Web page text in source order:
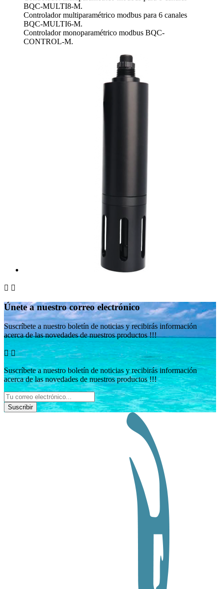
BQC-MULTI8-M.
Controlador multiparamétrico modbus para 6 canales
BQC-MULTI6-M.
Controlador monoparamétrico modbus BQC-
CONTROL-M.
 
Únete a nuestro correo electrónico
Suscríbete a nuestro boletín de noticias y recibirás información
acerca de las novedades de nuestros productos !!!
 
Suscríbete a nuestro boletín de noticias y recibirás información
acerca de las novedades de nuestros productos !!!
Suscribir